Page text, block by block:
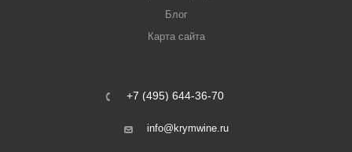
Блог
Карта сайта
+7 (495) 644-36-70
info@krymwine.ru